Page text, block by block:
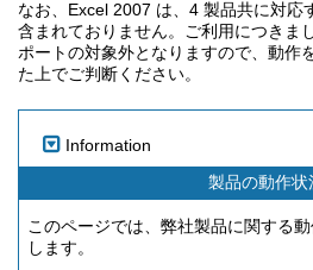
なお、Excel 2007 は、4 製品共に対応
含まれておりません。ご利用につきま
ポートの対象外となりますので、動作
た上でご判断ください。
Information
製品の動作状
このページでは、弊社製品に関する
します。